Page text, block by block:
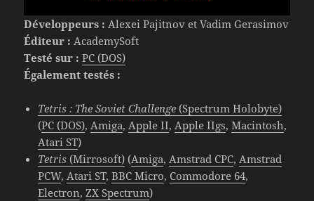
Développeurs : Alexei Pajitnov et Vadim Gerasimov
Éditeur : AcademySoft
Testé sur : PC (DOS)
Également testés :
Tetris : The Soviet Challenge (Spectrum Holobyte)
(PC (DOS), Amiga, Apple II, Apple IIgs,Macintosh,
Atari ST)
Tetris (Mirrosoft) (Amiga, Amstrad CPC, Amstrad
PCW, Atari ST,BBC Micro, Commodore 64,
Electron,ZX Spectrum)